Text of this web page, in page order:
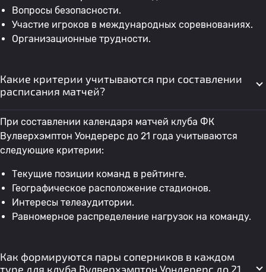
Вопросы безопасности.
Участие игроков в международных соревнованиях.
Организационные трудности.
Какие критерии учитываются при составлении
расписания матчей?
При составлении календаря матчей клуба ФК
Вулверхэмптон Уондерерс до 21 года учитываются
следующие критерии:
Текущие позиции команд в рейтинге.
Географическое расположение стадионов.
Интересы телеаудитории.
Равномерное распределение нагрузок на команду.
Как формируются пары соперников в каждом
туре для клуба Вулверхэмптон Уондерерс до 21